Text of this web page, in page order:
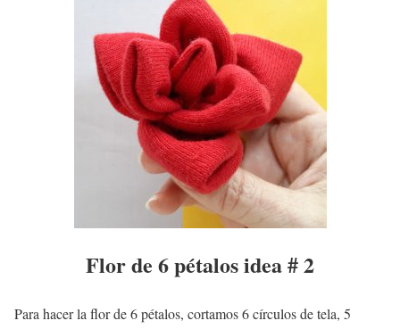
Flor de 6 pétalos idea # 2
Para hacer la flor de 6 pétalos, cortamos 6 círculos de tela, 5